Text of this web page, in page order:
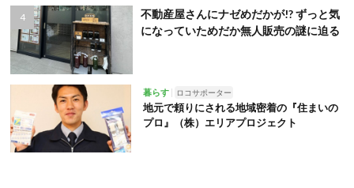
不動産屋さんにナゼめだかが!? ずっと気
になっていためだか無人販売の謎に迫る
暮らす ロコサポーター
地元で頼りにされる地域密着の『住まいの
プロ』（株）エリアプロジェクト